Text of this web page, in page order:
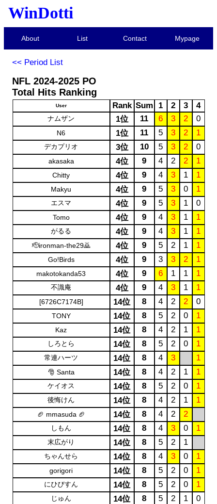
WinDotti
About List Contact Mypage
<< Period List
NFL 2024-2025 PO
Total Hits Ranking
User Rank Sum 1 2 3 4
ナムザン 1位 11 6 3 2 0
N6 1位 11 5 3 2 1
デカプリオ 3位 10 5 3 2 0
akasaka 4位 9 4 2 2 1
Chitty 4位 9 4 3 1 1
Makyu 4位 9 5 3 0 1
エスマ 4位 9 5 3 1 0
Tomo 4位 9 4 3 1 1
がるる 4位 9 4 3 1 1
🫡ironman-the29🙇 4位 9 5 2 1 1
Go!Birds 4位 9 3 3 2 1
makotokanda53 4位 9 6 1 1 1
不識庵 4位 9 4 3 1 1
[6726C7174B] 14位 8 4 2 2 0
TONY 14位 8 5 2 0 1
Kaz 14位 8 4 2 1 1
しろとら 14位 8 5 2 0 1
常連ハーツ 14位 8 4 3 1
🎅 Santa 14位 8 4 2 1 1
ケイオス 14位 8 5 2 0 1
後悔けん 14位 8 4 2 1 1
🏈 mmasuda 🏈 14位 8 4 2 2
しもん 14位 8 4 3 0 1
末広がり 14位 8 5 2 1
ちゃんせら 14位 8 4 3 0 1
gorigori 14位 8 5 2 0 1
にひびすん 14位 8 5 2 0 1
じゅん 14位 8 5 2 1 0